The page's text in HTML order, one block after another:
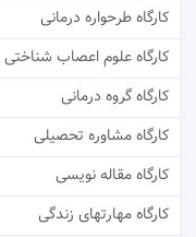
کارگاه طرحواره درمانی
کارگاه علوم اعصاب شناختی
کارگاه گروه درمانی
کارگاه مشاوره تحصیلی
کارگاه مقاله نویسی
کارگاه مهارتهای زندگی